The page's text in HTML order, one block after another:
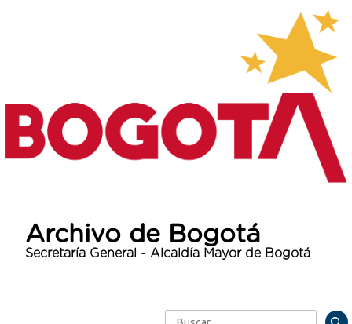
Archivo de Bogotá
Secretaría General - Alcaldía Mayor de Bogotá
Buscar